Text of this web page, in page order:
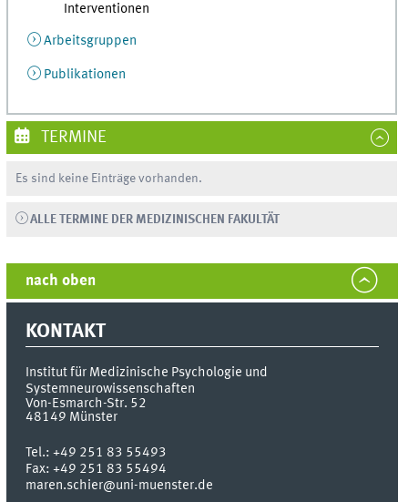
Interventionen
Arbeitsgruppen
Publikationen
TERMINE
Es sind keine Einträge vorhanden.
ALLE TERMINE DER MEDIZINISCHEN FAKULTÄT
nach oben
KONTAKT
Institut für Medizinische Psychologie und
Systemneurowissenschaften
Von-Esmarch-Str. 52
48149 Münster
Tel.:+49 251 83 55493
Fax:+49 251 83 55494
maren.schier@uni-muenster.de